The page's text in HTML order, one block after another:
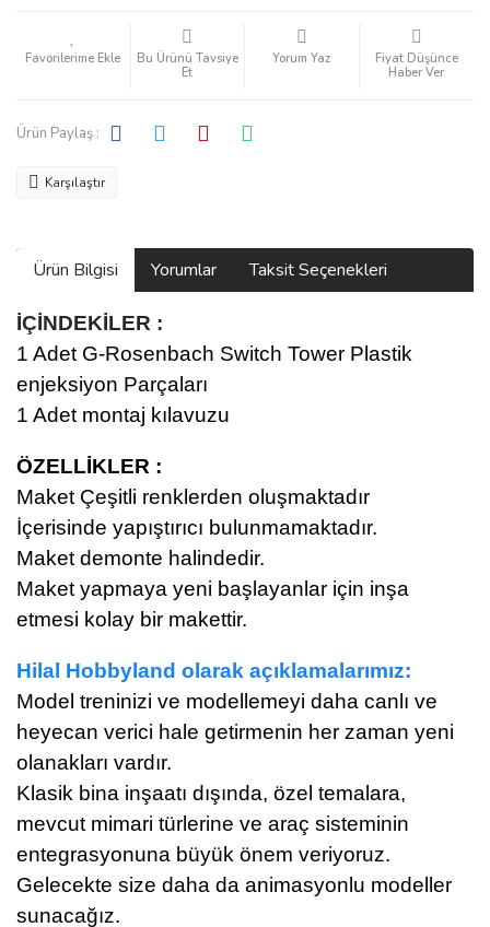
Bu Ürünü Tavsiye
Et
Yorum Yaz
Fiyat Düşünce
Haber Ver
Ürün Paylaş :
Karşılaştır
Ürün Bilgisi Yorumlar Taksit Seçenekleri
İÇİNDEKİLER :
1 Adet G-Rosenbach Switch Tower Plastik
enjeksiyon Parçaları
1 Adet montaj kılavuzu
ÖZELLİKLER :
Maket Çeşitli renklerden oluşmaktadır
İçerisinde yapıştırıcı bulunmamaktadır.
Maket demonte halindedir.
Maket yapmaya yeni başlayanlar için inşa
etmesi kolay bir makettir.
Hilal Hobbyland olarak açıklamalarımız:
Model treninizi ve modellemeyi daha canlı ve
heyecan verici hale getirmenin her zaman yeni
olanakları vardır.
Klasik bina inşaatı dışında, özel temalara,
mevcut mimari türlerine ve araç sisteminin
entegrasyonuna büyük önem veriyoruz.
Gelecekte size daha da animasyonlu modeller
sunacağız.